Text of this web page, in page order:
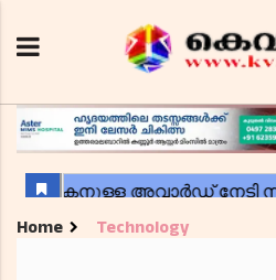
Home Technology